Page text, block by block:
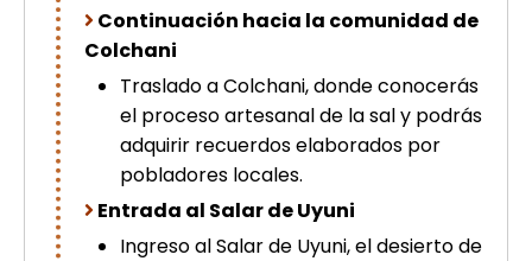
Continuación hacia la comunidad de
Colchani
Traslado a Colchani, donde conocerás
el proceso artesanal de la sal y podrás
adquirir recuerdos elaborados por
pobladores locales.
Entrada al Salar de Uyuni
Ingreso al Salar de Uyuni, el desierto de